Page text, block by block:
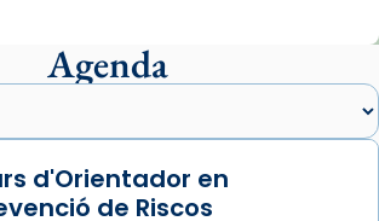
27 de juliol la missa de Les
cvu5jmbk
Agenda
d'Orientador en
de Riscos